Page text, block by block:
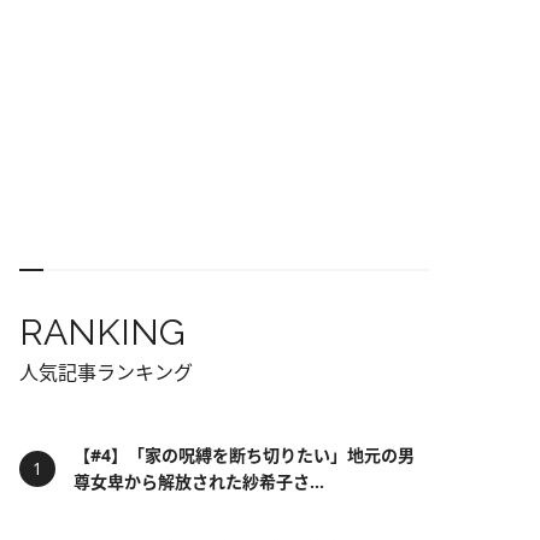
RANKING
人気記事ランキング
【#4】「家の呪縛を断ち切りたい」地元の男
尊女卑から解放された紗希子さ...